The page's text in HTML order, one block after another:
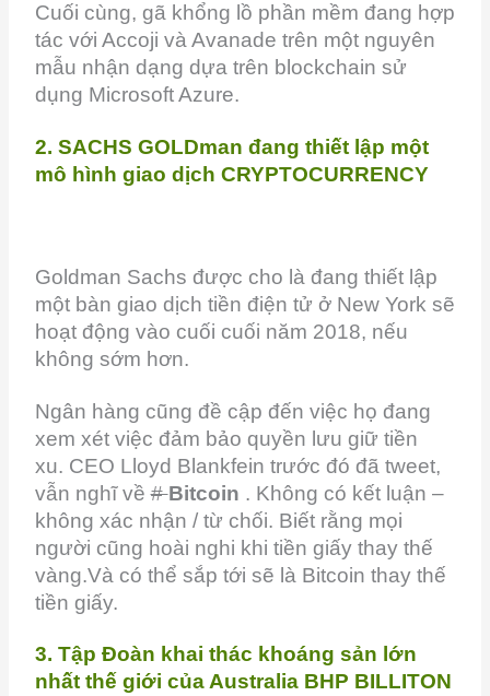
Cuối cùng, gã khổng lồ phần mềm đang hợp
tác với Accoji và Avanade trên một nguyên
mẫu nhận dạng dựa trên blockchain sử
dụng Microsoft Azure.
2. SACHS GOLDman đang thiết lập một
mô hình giao dịch CRYPTOCURRENCY
Goldman Sachs được cho là đang thiết lập
một bàn giao dịch tiền điện tử ở New York sẽ
hoạt động vào cuối cuối năm 2018, nếu
không sớm hơn.
Ngân hàng cũng đề cập đến việc họ đang
xem xét việc đảm bảo quyền lưu giữ tiền
xu. CEO Lloyd Blankfein trước đó đã tweet,
vẫn nghĩ về#Bitcoin . Không có kết luận –
không xác nhận / từ chối. Biết rằng mọi
người cũng hoài nghi khi tiền giấy thay thế
vàng.Và có thể sắp tới sẽ là Bitcoin thay thế
tiền giấy.
3. Tập Đoàn khai thác khoáng sản lớn
nhất thế giới của Australia BHP BILLITON